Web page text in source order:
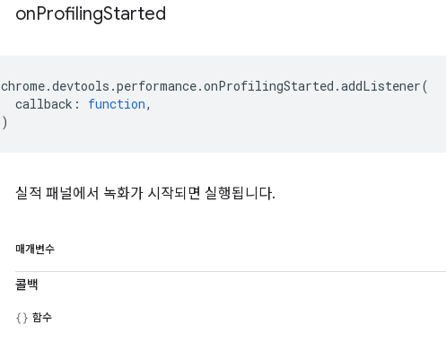
onProfilingStarted
chrome.devtools .performance.onProfilingStarted .addListener(
callback : function,
)
실적 패널에서 녹화가 시작되면 실행됩니다.
매개변수
콜백
함수